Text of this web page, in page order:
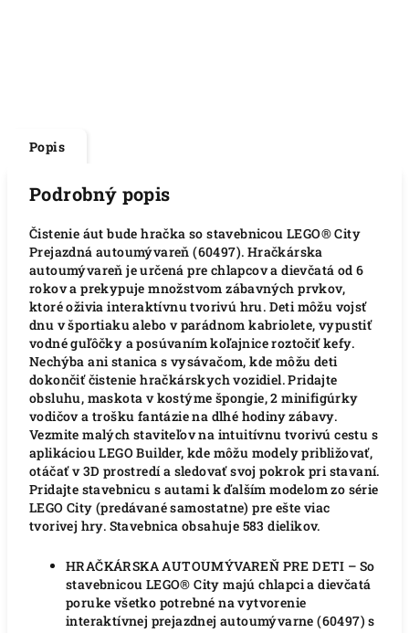
Popis
Podrobný popis
Čistenie áut bude hračka so stavebnicou LEGO® City
Prejazdná autoumývareň (60497). Hračkárska
autoumývareň je určená pre chlapcov a dievčatá od 6
rokov a prekypuje množstvom zábavných prvkov,
ktoré oživia interaktívnu tvorivú hru. Deti môžu vojsť
dnu v športiaku alebo v parádnom kabriolete, vypustiť
vodné guľôčky a posúvaním koľajnice roztočiť kefy.
Nechýba ani stanica s vysávačom, kde môžu deti
dokončiť čistenie hračkárskych vozidiel. Pridajte
obsluhu, maskota v kostýme špongie, 2 minifigúrky
vodičov a trošku fantázie na dlhé hodiny zábavy.
Vezmite malých staviteľov na intuitívnu tvorivú cestu s
aplikáciou LEGO Builder, kde môžu modely približovať,
otáčať v 3D prostredí a sledovať svoj pokrok pri stavaní.
Pridajte stavebnicu s autami k ďalším modelom zo série
LEGO City (predávané samostatne) pre ešte viac
tvorivej hry. Stavebnica obsahuje 583 dielikov.
HRAČKÁRSKA AUTOUMÝVAREŇ PRE DETI – So
stavebnicou LEGO® City majú chlapci a dievčatá
poruke všetko potrebné na vytvorenie
interaktívnej prejazdnej autoumývarne (60497) s